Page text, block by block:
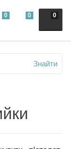
0
0 0
Знайти